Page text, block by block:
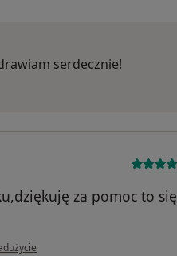
serdecznie!
za pomoc to się
Dariusz